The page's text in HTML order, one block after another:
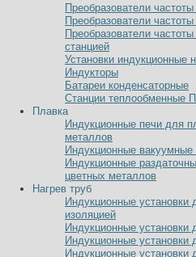
Преобразователи
Преобразователи
Преобразователи
станцией
Установки индукционные
Индукторы
Батареи конденсаторные
Станции теплообменные
Плавка
Индукционные печи для
металлов
Индукционные
Индукционные
цветных металлов
Нагрев труб
Индукционные установки
изоляцией
Индукционные установки
Индукционные установки
Индукционные установки